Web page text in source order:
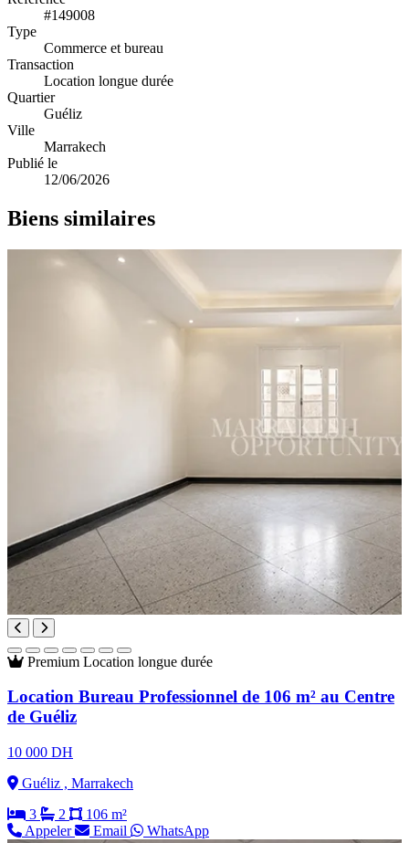
#149008
Type
Commerce et bureau
Transaction
Location longue durée
Quartier
Guéliz
Ville
Marrakech
Publié le
12/06/2026
Biens similaires
Premium Location longue durée
Location Bureau Professionnel de 106 m² au Centre
de Guéliz
10 000 DH
Guéliz , Marrakech
3
2
106 m²
Appeler
Email WhatsApp